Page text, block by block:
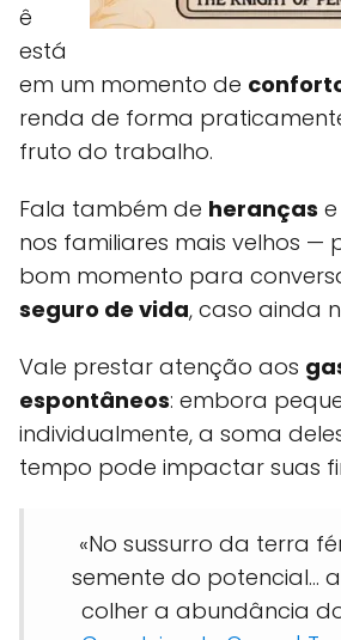
ê
está
em um momento de
renda de forma
fruto do trabalho.
Fala também de heranças
nos familiares mais velhos —
bom momento para
seguro de vida, caso ainda
Vale prestar atenção aos
espontâneos: embora
individualmente, a soma
tempo pode impactar suas
«No sussurro da terra
semente do potencial...
colher a abundância